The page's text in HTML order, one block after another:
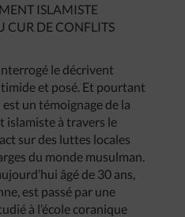
ISLAMISTE
DE CONFLITS
le décrivent
et posé. Et pourtant
un témoignage de la
islamiste à travers le
sur des luttes locales
du monde musulman.
âgé de 30 ans,
est passé par une
à l’école coranique